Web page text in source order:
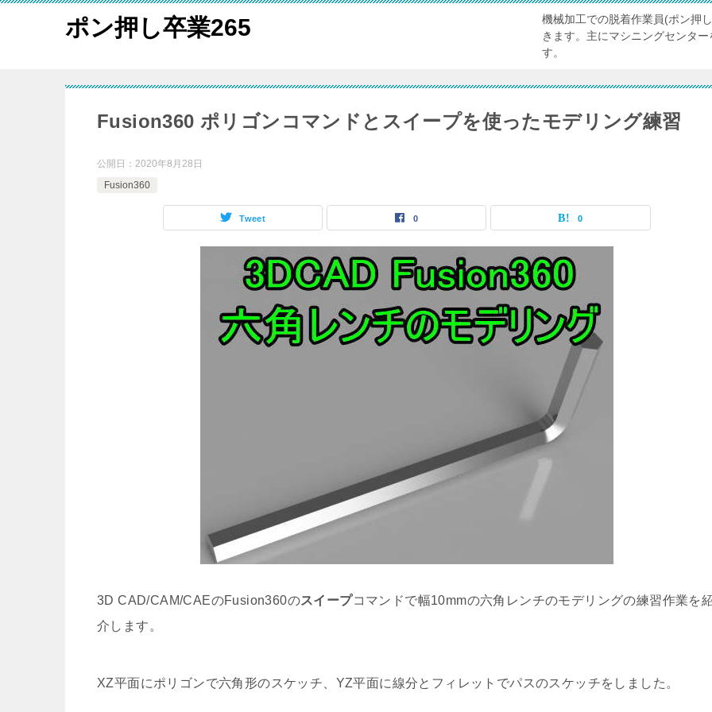
ポン押し卒業265
機械加工での脱着作業員(ポン押
きます。主にマシニングセンタ
す。
Fusion360 ポリゴンコマンドとスイープを使ったモデリング練習
公開日： 2020年8月28日
Fusion360
Tweet 0 0
3D CAD/CAM/CAEのFusion360のスイープコマンドで幅10mmの六角レンチのモデリングの練習作業を
介します。
XZ平面にポリゴンで六角形のスケッチ、YZ平面に線分とフィレットでパスのスケッチをしました。